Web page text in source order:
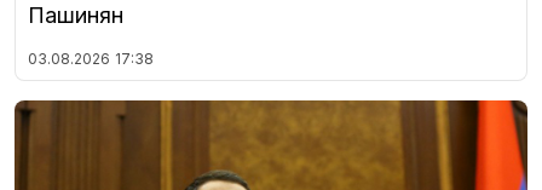
Пашинян
03.08.2026 17:38